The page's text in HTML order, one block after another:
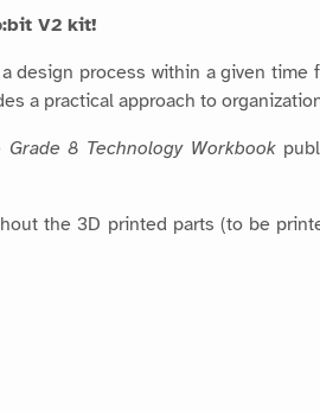
V2 kit!
design process within a given
a practical approach to
Grade 8 Technology Workbook
the 3D printed parts (to be